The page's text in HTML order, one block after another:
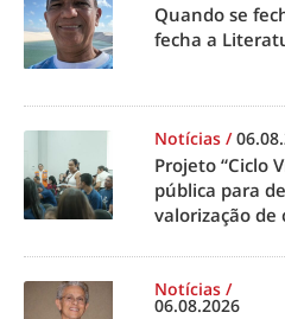
Quando se
fecha a
Notícias /
Projeto “Ciclo
pública para
valorização de
Notícias /
06.08.2026